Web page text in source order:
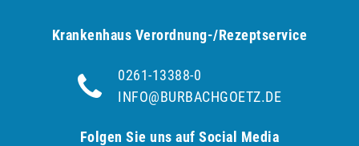
Krankenhaus Verordnung-/Rezeptservice
0261-13388-0
INFO@BURBACHGOETZ.DE
Folgen Sie uns auf Social Media